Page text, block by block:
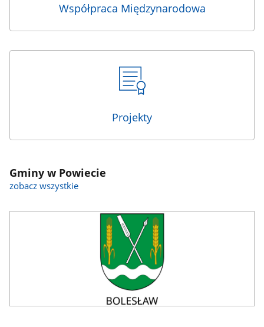
Współpraca Międzynarodowa
Projekty
Gminy w Powiecie
zobacz wszystkie